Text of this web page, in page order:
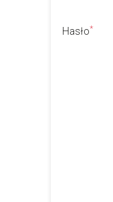
Hasło*